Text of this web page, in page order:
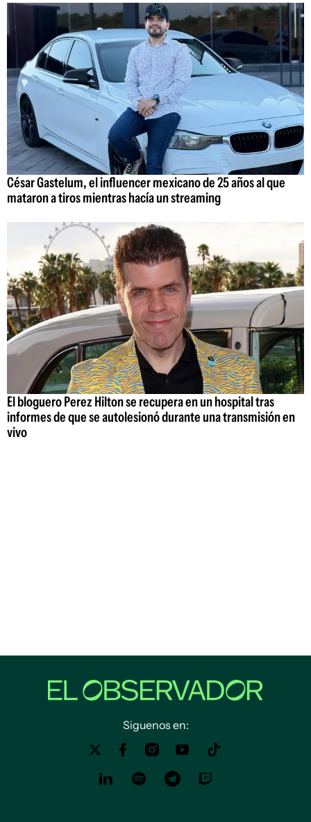
César Gastelum, el influencer mexicano de 25 años al que
mataron a tiros mientras hacía un streaming
El bloguero Perez Hilton se recupera en un hospital tras
informes de que se autolesionó durante una transmisión en
vivo
Siguenos en: